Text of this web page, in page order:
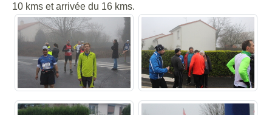
10 kms et arrivée du 16 kms.